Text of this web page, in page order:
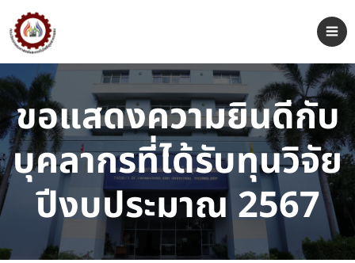
ขอแสดงความยินดีกับ
บุคลากรที่ได้รับทุนวิจัย
ปีงบประมาณ 2567